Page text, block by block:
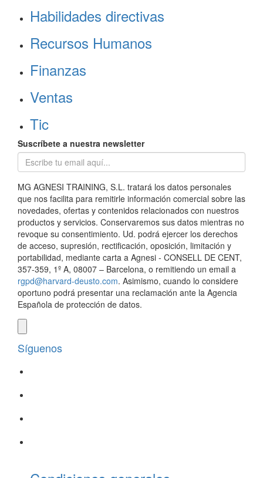
Habilidades directivas
Recursos Humanos
Finanzas
Ventas
Tic
Suscríbete a nuestra newsletter
MG AGNESI TRAINING, S.L. tratará los datos personales
que nos facilita para remitirle información comercial sobre las
novedades, ofertas y contenidos relacionados con nuestros
productos y servicios. Conservaremos sus datos mientras no
revoque su consentimiento. Ud. podrá ejercer los derechos
de acceso, supresión, rectificación, oposición, limitación y
portabilidad, mediante carta a Agnesi - CONSELL DE CENT,
357-359, 1º A, 08007 – Barcelona, o remitiendo un email a
rgpd@harvard-deusto.com. Asimismo, cuando lo considere
oportuno podrá presentar una reclamación ante la Agencia
Española de protección de datos.
Síguenos